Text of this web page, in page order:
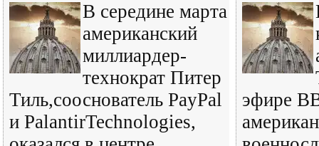
В середине марта
американский
миллиардер-
технократ Питер
Тиль,сооснователь PayPal
и PalantirTechnologies,
эфире